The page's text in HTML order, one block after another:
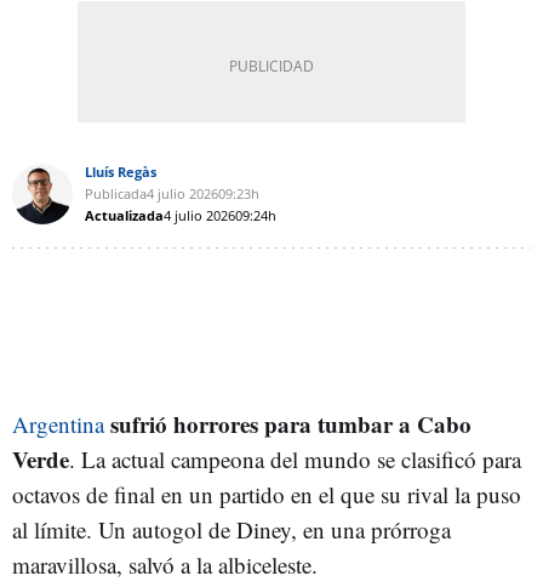
Lluís Regàs
Publicada4 julio 202609:23h
Actualizada4 julio 202609:24h
Argentinasufrió horrores para tumbar a Cabo
Verde. La actual campeona del mundo se clasificó para
octavos de final en un partido en el que su rival la puso
al límite. Un autogol de Diney, en una prórroga
maravillosa, salvó a la albiceleste.